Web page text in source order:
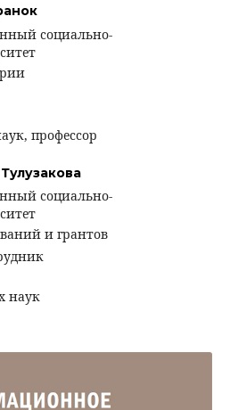
социально-
профессор
социально-
и грантов
наук